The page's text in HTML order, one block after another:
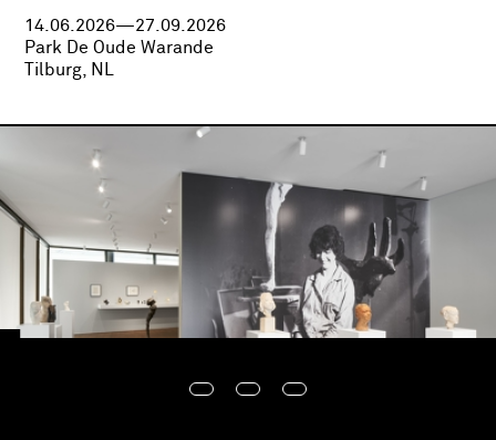
14.06.2026—27.09.2026
Park De Oude Warande
Tilburg, NL